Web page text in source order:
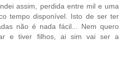
assim, perdida entre mil e uma
tempo disponível. Isto de ser ter
não é nada fácil... Nem quero
e tiver filhos, ai sim vai ser a